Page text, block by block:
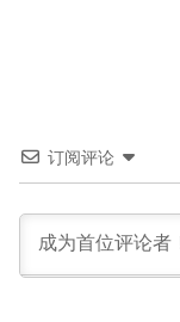
订阅评论